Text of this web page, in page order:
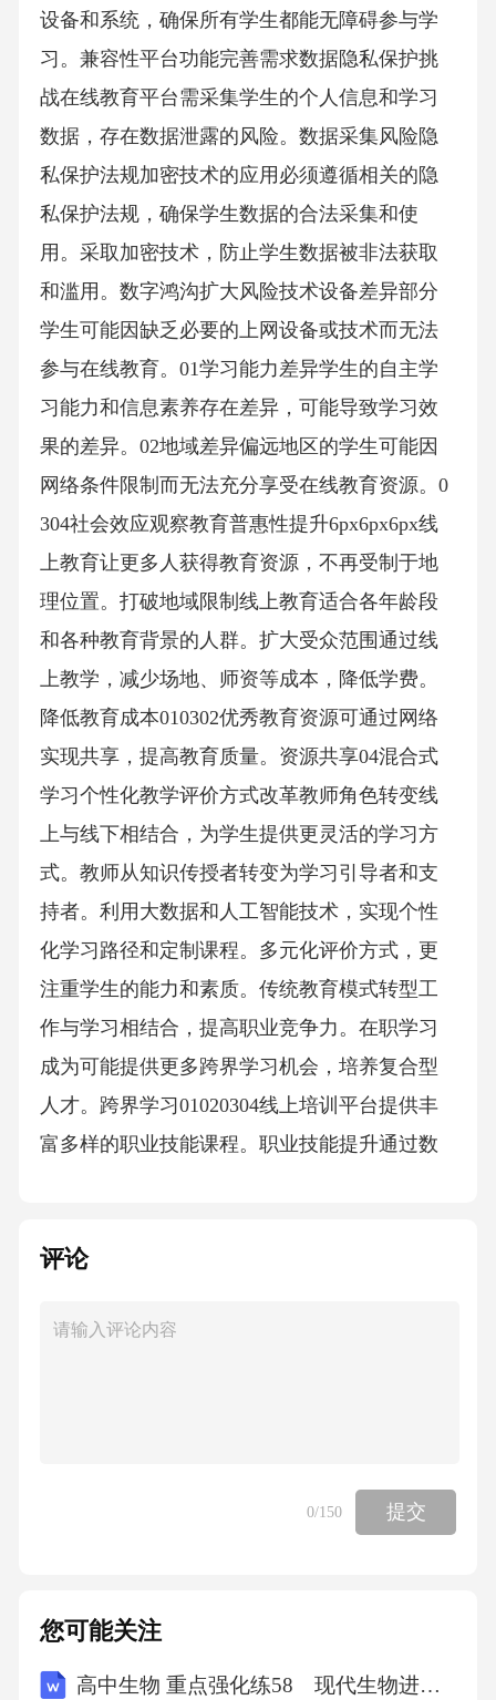
设备和系统，确保所有学生都能无障碍参与学
习。兼容性平台功能完善需求数据隐私保护挑
战在线教育平台需采集学生的个人信息和学习
数据，存在数据泄露的风险。数据采集风险隐
私保护法规加密技术的应用必须遵循相关的隐
私保护法规，确保学生数据的合法采集和使
用。采取加密技术，防止学生数据被非法获取
和滥用。数字鸿沟扩大风险技术设备差异部分
学生可能因缺乏必要的上网设备或技术而无法
参与在线教育。01学习能力差异学生的自主学
习能力和信息素养存在差异，可能导致学习效
果的差异。02地域差异偏远地区的学生可能因
网络条件限制而无法充分享受在线教育资源。0
304社会效应观察教育普惠性提升6px6px6px线
上教育让更多人获得教育资源，不再受制于地
理位置。打破地域限制线上教育适合各年龄段
和各种教育背景的人群。扩大受众范围通过线
上教学，减少场地、师资等成本，降低学费。
降低教育成本010302优秀教育资源可通过网络
实现共享，提高教育质量。资源共享04混合式
学习个性化教学评价方式改革教师角色转变线
上与线下相结合，为学生提供更灵活的学习方
式。教师从知识传授者转变为学习引导者和支
持者。利用大数据和人工智能技术，实现个性
化学习路径和定制课程。多元化评价方式，更
注重学生的能力和素质。传统教育模式转型工
作与学习相结合，提高职业竞争力。在职学习
成为可能提供更多跨界学习机会，培养复合型
人才。跨界学习01020304线上培训平台提供丰
富多样的职业技能课程。职业技能提升通过数
建议混合式教学模式能够充分发挥线上教育的
混合式教学推进结合线上与线下教育优势通过
打破地域限制，让更多学生接触到优质的教育
资源，促进教育公平。拓展教育资源质量评估
评估，提高教育质量。03通过收集和分析学生
学习行为数据，为教学决策提供科学依据，持
评论
0/150 提交
您可能关注
高中生物 重点强化练58 现代生物进化理论的内容